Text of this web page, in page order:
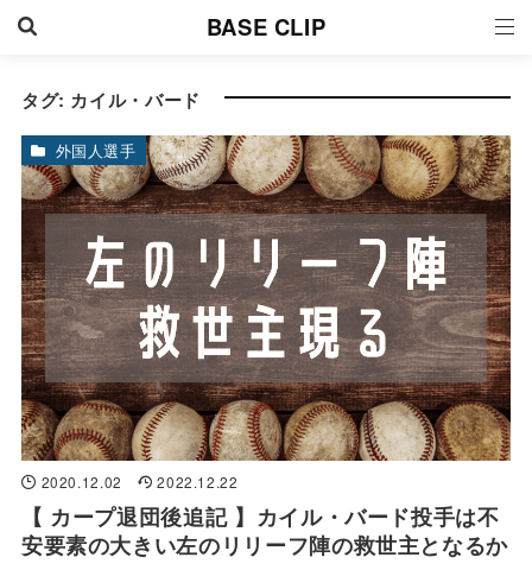
BASE CLIP
タグ: カイル・バード
2020.12.02 2022.12.22
【 カープ退団後追記 】カイル・バード投手は不
安要素の大きい左のリリーフ陣の救世主となるか
外国人選手